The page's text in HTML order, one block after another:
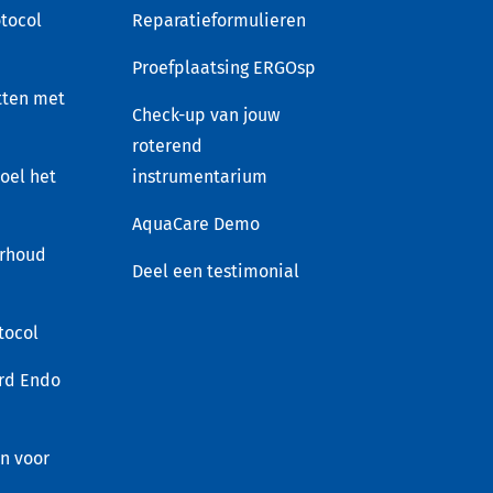
met
het
Endo
voor
Reparatieformulieren
Proefplaatsing ERGOsp
Check-up van jouw
roterend
instrumentarium
AquaCare Demo
Deel een testimonial